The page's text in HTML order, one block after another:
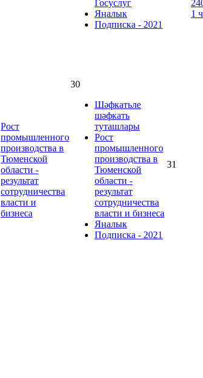
Госуслуг
Яңалык
Подписка - 2021
1
Рост
промышленного
производства в
Тюменской
области -
результат
сотрудничества
власти и
бизнеса
30
Шәфкатьле
шәфкать
туташлары
Рост
промышленного
производства в
Тюменской
области -
результат
сотрудничества
власти и бизнеса
Яңалык
Подписка - 2021
31